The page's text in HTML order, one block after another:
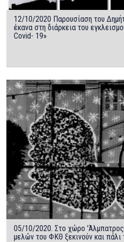
12/10/2020 Παρουσίαση του
έκανα στη διάρκεια του
Covid- 19»
05/10/2020. Στο χώρο
μελών του ΦΚΘ ξεκινούν και